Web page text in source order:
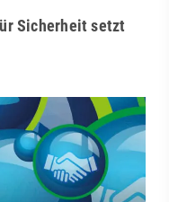
Sicherheit setzt